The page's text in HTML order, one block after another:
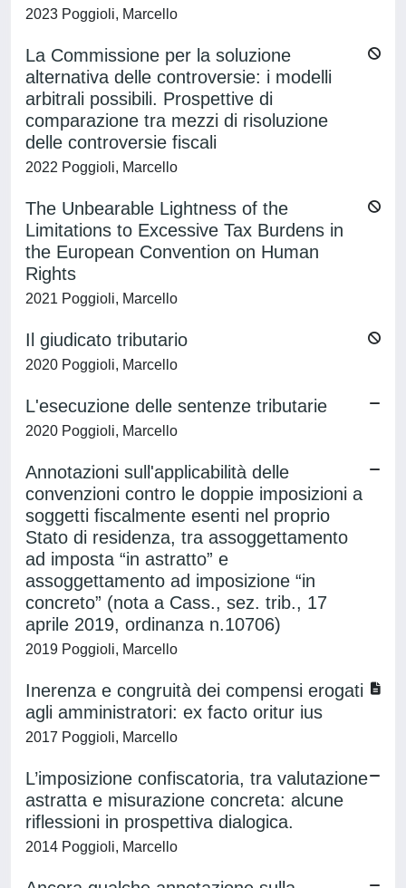
2023 Poggioli, Marcello
La Commissione per la soluzione
alternativa delle controversie: i modelli
arbitrali possibili. Prospettive di
comparazione tra mezzi di risoluzione
delle controversie fiscali
2022 Poggioli, Marcello
The Unbearable Lightness of the
Limitations to Excessive Tax Burdens in
the European Convention on Human
Rights
2021 Poggioli, Marcello
Il giudicato tributario
2020 Poggioli, Marcello
L'esecuzione delle sentenze tributarie
2020 Poggioli, Marcello
Annotazioni sull'applicabilità delle
convenzioni contro le doppie imposizioni a
soggetti fiscalmente esenti nel proprio
Stato di residenza, tra assoggettamento
ad imposta “in astratto” e
assoggettamento ad imposizione “in
concreto” (nota a Cass., sez. trib., 17
aprile 2019, ordinanza n.10706)
2019 Poggioli, Marcello
Inerenza e congruità dei compensi erogati
agli amministratori: ex facto oritur ius
2017 Poggioli, Marcello
L’imposizione confiscatoria, tra valutazione
astratta e misurazione concreta: alcune
riflessioni in prospettiva dialogica.
2014 Poggioli, Marcello